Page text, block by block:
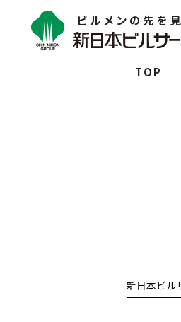
ビルメンの先を
TOP
新日本ビル